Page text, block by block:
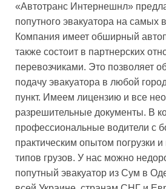
«Автотранс Интернешнл»
попутного эвакуатора на самых
Компания имеет обширный
также состоит в партнерских
перевозчиками. Это позволяет
подачу эвакуатора в любой
пункт. Имеем лицензию и все
разрешительные документы. В
профессиональные водители с
практическим опытом погрузки
типов грузов. У нас можно
попутный эвакуатор из Сум в